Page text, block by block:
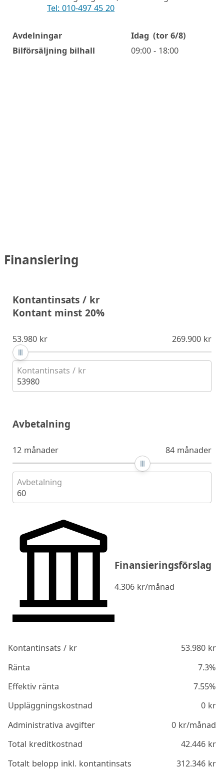
Tel: 010-497 45 20
Öppettider
Avdelningar Idag (tor 6/8)
Bilförsäljning bilhall
09:00 - 18:00
Finansiering
Kontantinsats / kr
Kontant minst 20%
53.980 kr 269.900 kr
Kontantinsats / kr
53980
Avbetalning
12 månader 84 månader
Avbetalning
60
Finansieringsförslag
4.306 kr/månad
Kontantinsats / kr 53.980kr
Ränta
7.3%
Effektiv ränta
7.55%
Uppläggningskostnad
0kr
Administrativa avgifter
0kr/månad
Total kreditkostnad
42.446kr
Totalt belopp inkl. kontantinsats
312.346kr